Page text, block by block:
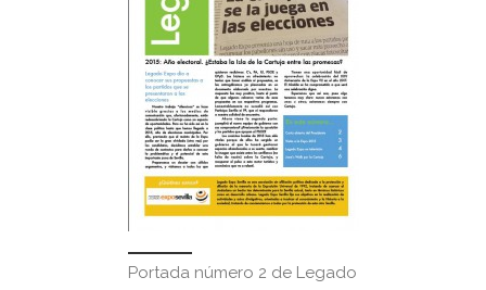
Portada número 2 de Legado